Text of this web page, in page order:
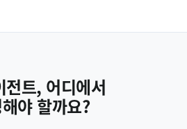
전트, 어디에서
야 할까요?